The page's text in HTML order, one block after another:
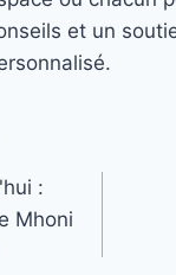
et un
:
Mhoni